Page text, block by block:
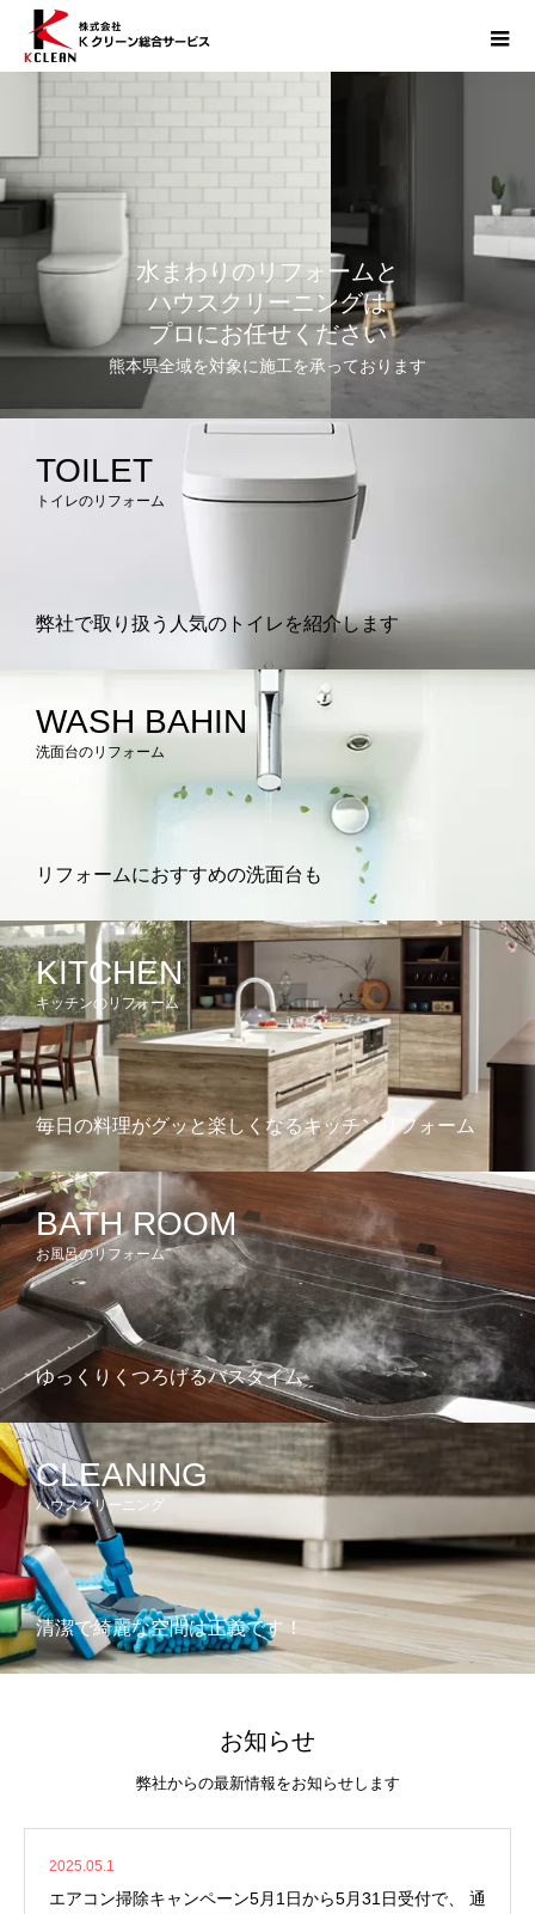
水まわりのリフォームと
ハウスクリーニングは
プロにお任せください
熊本県全域を対象に施工を承っております
TOILET
トイレのリフォーム
弊社で取り扱う人気のトイレを紹介します
WASH BAHIN
洗面台のリフォーム
リフォームにおすすめの洗面台も
KITCHEN
キッチンのリフォーム
毎日の料理がグッと楽しくなるキッチンリフォーム
BATH ROOM
お風呂のリフォーム
ゆっくりくつろげるバスタイム
CLEANING
ハウスクリーニング
清潔で綺麗な空間は正義です！
お知らせ
弊社からの最新情報をお知らせします
2025.05.1
エアコン掃除キャンペーン5月1日から5月31日受付で、 通